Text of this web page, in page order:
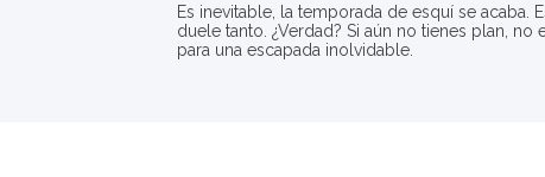
Es inevitable, la temporada de esquí se
duele tanto. ¿Verdad? Si aún no tienes plan,
para una escapada inolvidable.